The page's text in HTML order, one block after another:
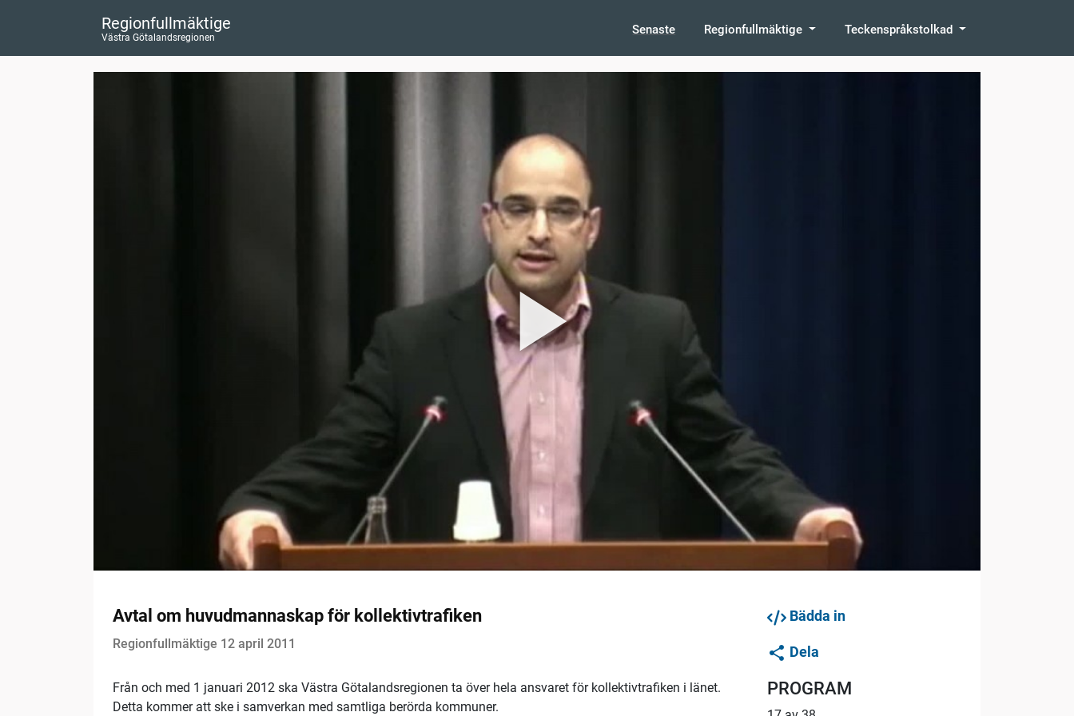
Regionfullmäktige
Västra Götalandsregionen
Senaste Regionfullmäktige Teckenspråkstolkad
Avtal om huvudmannaskap för kollektivtrafiken
Regionfullmäktige 12 april 2011
Från och med 1 januari 2012 ska Västra Götalandsregionen ta över hela ansvaret för kollektivtrafiken i länet.
Detta kommer att ske i samverkan med samtliga berörda kommuner.
Bädda in
Dela
PROGRAM